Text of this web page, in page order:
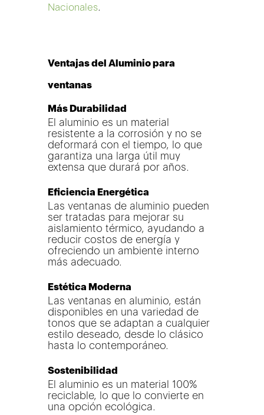
Nacionales.
Ventajas del Aluminio para
ventanas
Más Durabilidad
El aluminio es un material
resistente a la corrosión y no se
deformará con el tiempo, lo que
garantiza una larga útil muy
extensa que durará por años.
Eficiencia Energética
Las ventanas de aluminio pueden
ser tratadas para mejorar su
aislamiento térmico, ayudando a
reducir costos de energía y
ofreciendo un ambiente interno
más adecuado.
Estética Moderna
Las ventanas en aluminio, están
disponibles en una variedad de
tonos que se adaptan a cualquier
estilo deseado, desde lo clásico
hasta lo contemporáneo.
Sostenibilidad
El aluminio es un material 100%
reciclable, lo que lo convierte en
una opción ecológica.